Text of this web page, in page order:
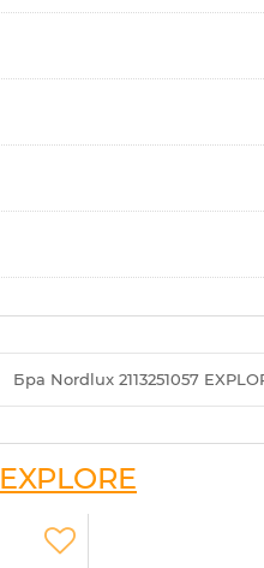
Бра Nordlux 2113251057
EXPLORE